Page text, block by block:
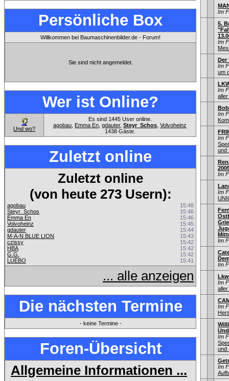
Persönliche Box
Willkommen bei Baumaschinenbilder.de - Forum!
Sie sind nicht angemeldet.
Wer ist Online?
Und wo?
Es sind 1445 User online.
agobau Emma En gdauter, Steyr_Schos Volvoheinz
1438 Gäste.
Zuletzt online
Zuletzt online
(von heute 273 Usern):
agobau
15:48
Steyr_Schos
15:46
Emma En
15:46
Volvoheinz
15:45
gdauter
15:44
M-A-N BLUE LION
15:43
czissy
15:42
HBA
15:42
G.G.
15:42
LUEBO
15:41
... alle anzeigen
Die nächsten Termine
- keine Termine -
Foren-Übersicht
Allgemeine Informationen ...
Im
5.
Im
Der
Im
um
Im
aller
Im
Im
und
Im
Im
Im
Im
Im
aller
Im
Im
und
Im